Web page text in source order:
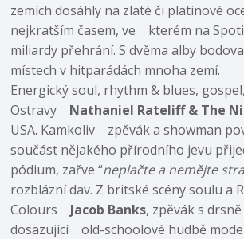
zemích dosáhly na zlaté či platinové
nejkratším časem, ve kterém na
miliardy přehrání. S dvěma alby
místech v hitparádách mnoha zemí.
Energický soul, rhythm & blues,
Ostravy Nathaniel Rateliff & The
USA. Kamkoliv zpěvák a showman
součást nějakého přírodního jevu
pódium, zařve “neplačte a nemějte
rozblázní dav. Z britské scény soulu a
Colours Jacob Banks, zpěvák s
dosazující old-schoolové hudbě